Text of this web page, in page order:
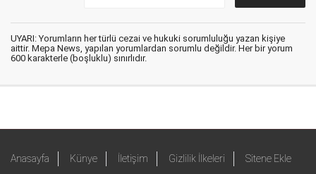
UYARI: Yorumların her türlü cezai ve hukuki sorumluluğu yazan kişiye
aittir. Mepa News, yapılan yorumlardan sorumlu değildir. Her bir yorum
600 karakterle (boşluklu) sınırlıdır.
Anasayfa Künye İletişim Gizlilik İlkeleri Sitene Ekle